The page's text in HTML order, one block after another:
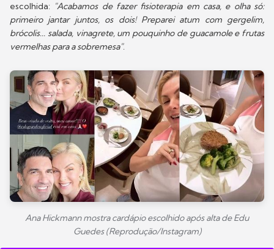
escolhida: "Acabamos de fazer fisioterapia em casa, e olha só:
primeiro jantar juntos, os dois! Preparei atum com gergelim,
brócolis... salada, vinagrete, um pouquinho de guacamole e frutas
vermelhas para a sobremesa".
Ana Hickmann mostra cardápio escolhido após alta de Edu
Guedes (Reprodução/Instagram)